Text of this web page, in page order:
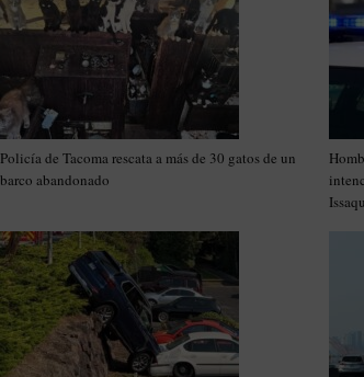
Policía de Tacoma rescata a más de 30 gatos de un
barco abandonado